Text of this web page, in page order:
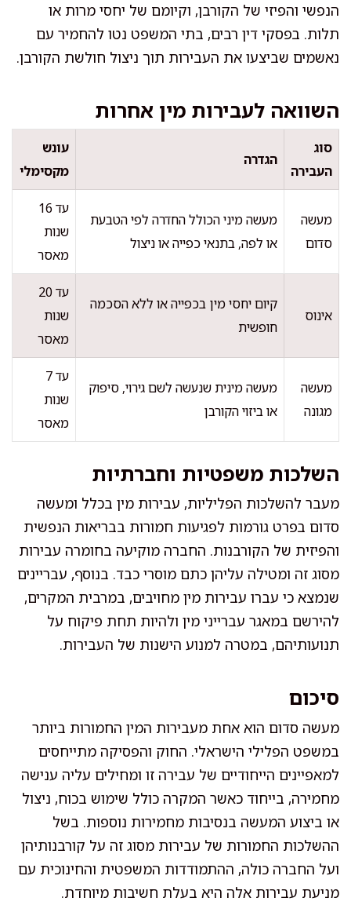
הנפשי והפיזי של הקורבן, וקיומם של יחסי מרות או
תלות. בפסקי דין רבים, בתי המשפט נטו להחמיר עם
נאשמים שביצעו את העבירות תוך ניצול חולשת הקורבן.
השוואה לעבירות מין אחרות
סוג
העבירה
הגדרה
עונש
מקסימלי
מעשה
סדום
מעשה מיני הכולל החדרה לפי הטבעת
או לפה, בתנאי כפייה או ניצול
עד 16
שנות
מאסר
אינוס
קיום יחסי מין בכפייה או ללא הסכמה
חופשית
עד 20
שנות
מאסר
מעשה
מגונה
מעשה מינית שנעשה לשם גירוי, סיפוק
או ביזוי הקורבן
עד 7
שנות
מאסר
השלכות משפטיות וחברתיות
מעבר להשלכות הפליליות, עבירות מין בכלל ומעשה
סדום בפרט גורמות לפגיעות חמורות בבריאות הנפשית
והפיזית של הקורבנות. החברה מוקיעה בחומרה עבירות
מסוג זה ומטילה עליהן כתם מוסרי כבד. בנוסף, עבריינים
שנמצא כי עברו עבירות מין מחויבים, במרבית המקרים,
להירשם במאגר עברייני מין ולהיות תחת פיקוח על
תנועותיהם, במטרה למנוע הישנות של העבירות.
סיכום
מעשה סדום הוא אחת מעבירות המין החמורות ביותר
במשפט הפלילי הישראלי. החוק והפסיקה מתייחסים
למאפיינים הייחודיים של עבירה זו ומחילים עליה ענישה
מחמירה, בייחוד כאשר המקרה כולל שימוש בכוח, ניצול
או ביצוע המעשה בנסיבות מחמירות נוספות. בשל
ההשלכות החמורות של עבירות מסוג זה על קורבנותיהן
ועל החברה כולה, ההתמודדות המשפטית והחינוכית עם
מניעת עבירות אלה היא בעלת חשיבות מיוחדת.